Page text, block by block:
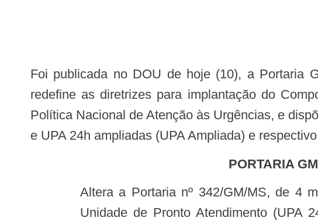
Foi publicada no DOU de hoje (10), a Portaria GM n. 2740 que altera a Portaria nº 342/GM/MS, de 4 março de 2013, que
redefine as diretrizes para implantação do
Política Nacional de Atenção às Urgências, e
e UPA 24h ampliadas (UPA Ampliada) e
PORTARIA
Altera a Portaria nº 342/GM/MS, de 4 março de 2013, que redefine as diretrizes para implantação do Componente
Unidade de Pronto Atendimento (UPA